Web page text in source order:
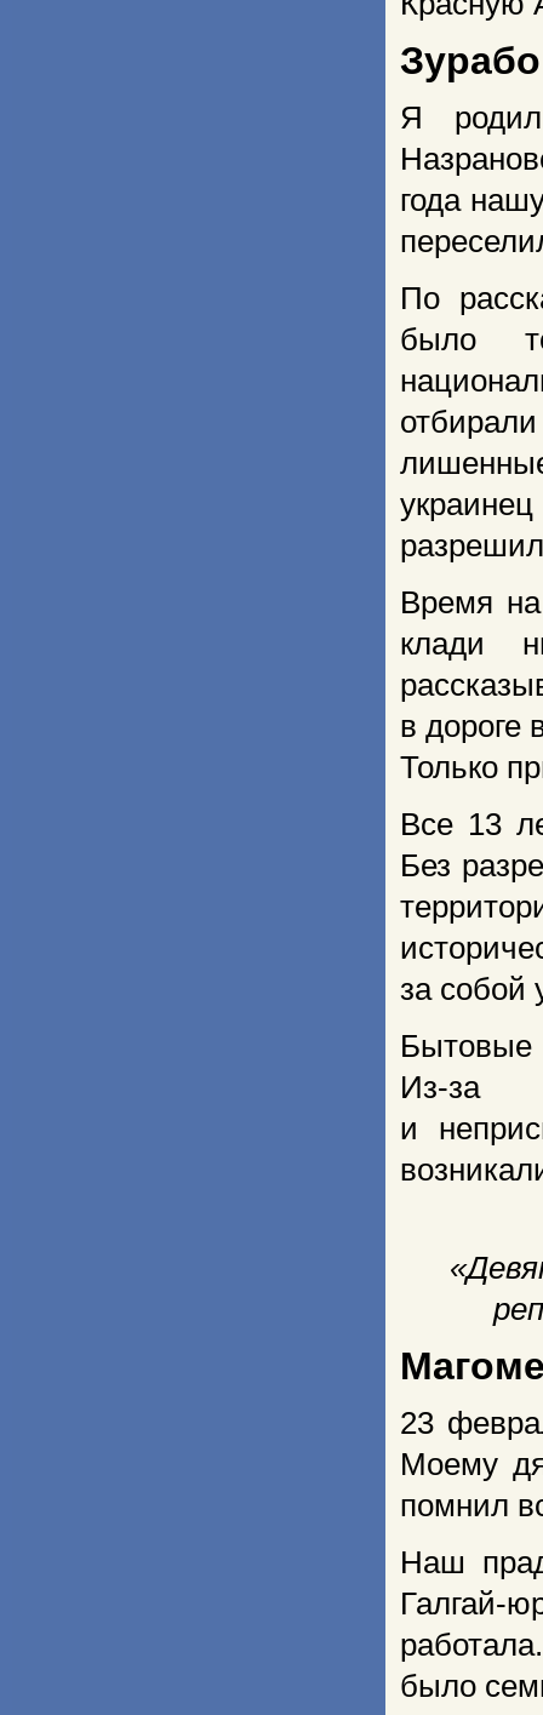
Я
года
По
было
Время
клади
в дороге
Только
Все 13
Без
за собой
Бытовые
Из-за
и
23
Моему
помнил
Наш
Галгай-
было